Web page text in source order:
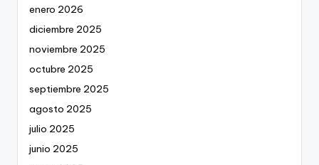
enero 2026
diciembre 2025
noviembre 2025
octubre 2025
septiembre 2025
agosto 2025
julio 2025
junio 2025